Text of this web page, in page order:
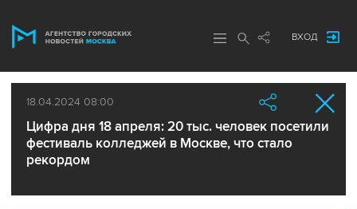
ВХОД
18.04.2024 08:00
Цифра дня 18 апреля: 20 тыс. человек посетили
фестиваль колледжей в Москве, что стало
рекордом